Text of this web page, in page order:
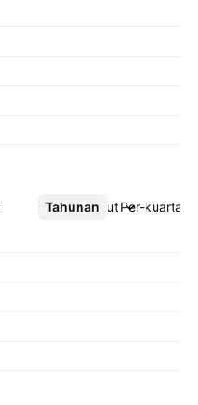
Tahunan Per-kuartal
Lebih lanjut